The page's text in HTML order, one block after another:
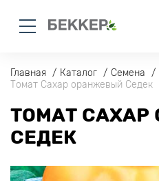
Главная Каталог Семена
Томат Сахар оранжевый Седек
ТОМАТ
СЕДЕК